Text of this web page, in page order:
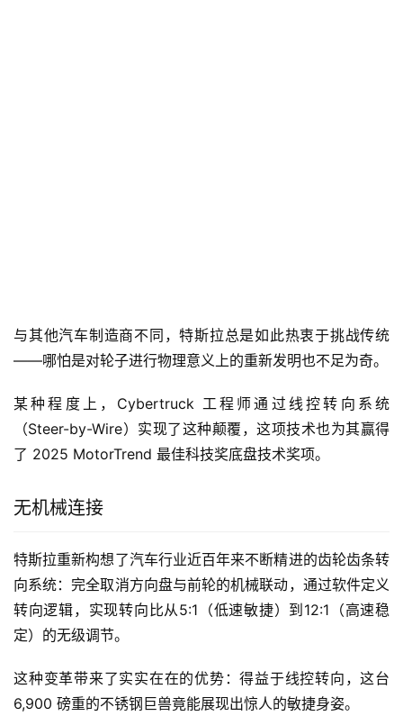
与其他汽车制造商不同，特斯拉总是如此热衷于挑战传统
——哪怕是对轮子进行物理意义上的重新发明也不足为奇。
某种程度上，Cybertruck 工程师通过线控转向系统
（Steer-by-Wire）实现了这种颠覆，这项技术也为其赢得
了 2025 MotorTrend 最佳科技奖底盘技术奖项。
无机械连接
特斯拉重新构想了汽车行业近百年来不断精进的齿轮齿条转
向系统：完全取消方向盘与前轮的机械联动，通过软件定义
转向逻辑，实现转向比从5:1（低速敏捷）到12:1（高速稳
定）的无级调节。
这种变革带来了实实在在的优势：得益于线控转向，这台
6,900 磅重的不锈钢巨兽竟能展现出惊人的敏捷身姿。